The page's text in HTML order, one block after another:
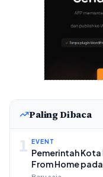
Paling Dibaca
1 EVENT
Pemerintah
From Home